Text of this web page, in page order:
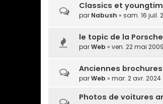
Classics et
par Nabush » sam. 16 juil.
le topic de la Porsche
parWeb » ven. 22 mai 2009
Anciennes
parWeb » mar. 2 avr. 2024
Photos de voitures